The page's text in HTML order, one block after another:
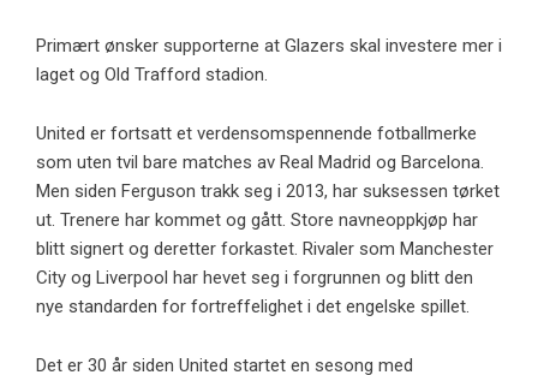
Primært ønsker supporterne at Glazers skal investere mer i
laget og Old Trafford stadion.
United er fortsatt et verdensomspennende fotballmerke
som uten tvil bare matches av Real Madrid og Barcelona.
Men siden Ferguson trakk seg i 2013, har suksessen tørket
ut. Trenere har kommet og gått. Store navneoppkjøp har
blitt signert og deretter forkastet. Rivaler som Manchester
City og Liverpool har hevet seg i forgrunnen og blitt den
nye standarden for fortreffelighet i det engelske spillet.
Det er 30 år siden United startet en sesong med